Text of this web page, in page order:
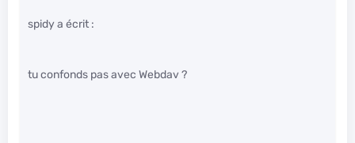
spidy a écrit :
tu confonds pas avec Webdav ?